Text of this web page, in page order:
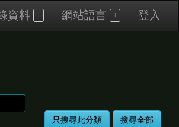
資料 網站語言 登入